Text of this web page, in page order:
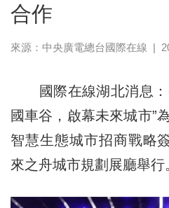
合作
來源： 中央廣電總台國際在線 |
國際在線湖北消息：
國車谷，啟幕未來城市”
智慧生態城市招商戰略
來之舟城市規劃展廳舉行